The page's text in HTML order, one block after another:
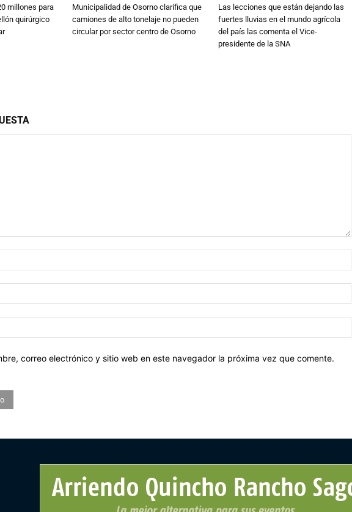
millones para
quirúrgico
Municipalidad de Osorno clarifica que
camiones de alto tonelaje no pueden
circular por sector centro de Osorno
Las lecciones que están dejando las
fuertes lluvias en el mundo agrícola
del país las comenta el Vice-
presidente de la SNA
correo electrónico y sitio web en este navegador la próxima vez que comente.